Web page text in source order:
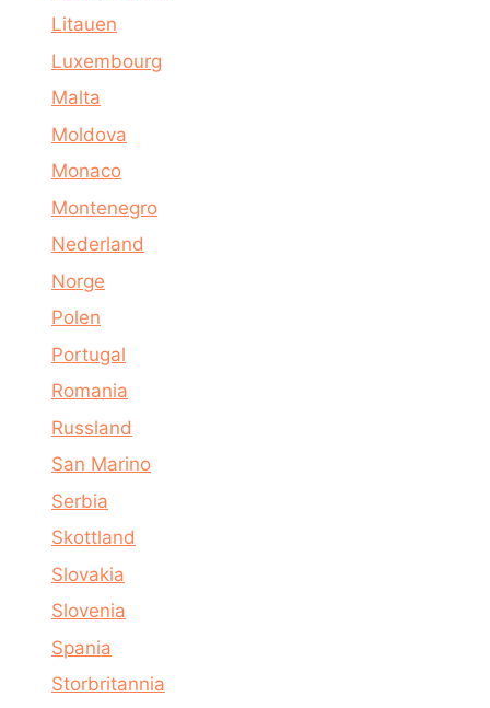
Litauen
Luxembourg
Malta
Moldova
Monaco
Montenegro
Nederland
Norge
Polen
Portugal
Romania
Russland
San Marino
Serbia
Skottland
Slovakia
Slovenia
Spania
Storbritannia